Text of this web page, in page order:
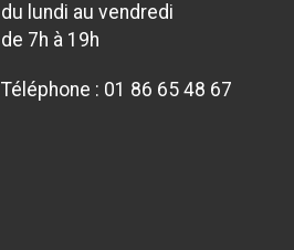
du lundi au vendredi
de 7h à 19h
Téléphone : 01 86 65 48 67